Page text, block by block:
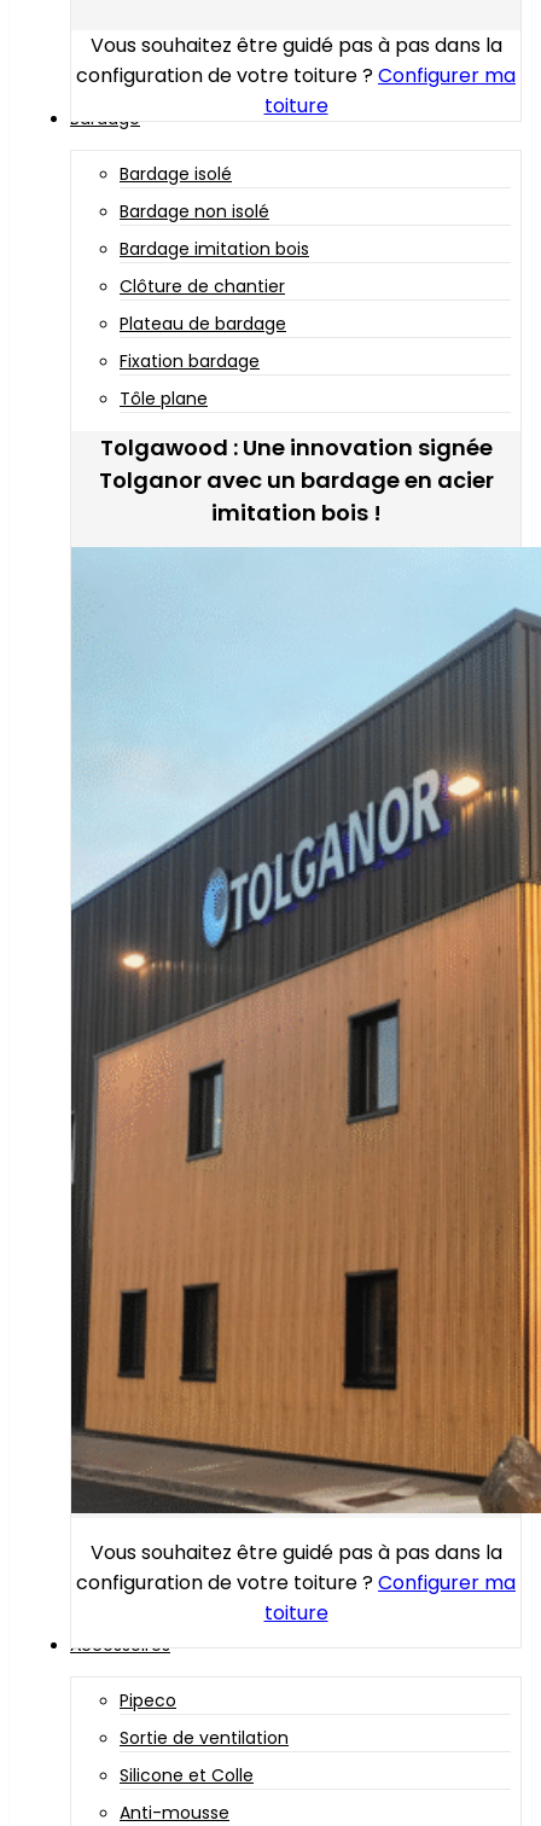
Vous souhaitez être guidé pas à pas dans la
configuration de votre toiture ?Configurer ma
toiture
Bardage
Bardage isolé
Bardage non isolé
Bardage imitation bois
Clôture de chantier
Plateau de bardage
Fixation bardage
Tôle plane
Tolgawood : Une innovation signée
Tolganor avec un bardage en acier
imitation bois !
Vous souhaitez être guidé pas à pas dans la
configuration de votre toiture ?Configurer ma
toiture
Accessoires
Pipeco
Sortie de ventilation
Silicone et Colle
Anti-mousse